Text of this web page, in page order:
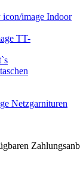
Indoor
TT-
Netzgarnituren